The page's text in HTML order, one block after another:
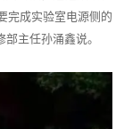
完成实验室电源侧的
主任孙涌鑫说。